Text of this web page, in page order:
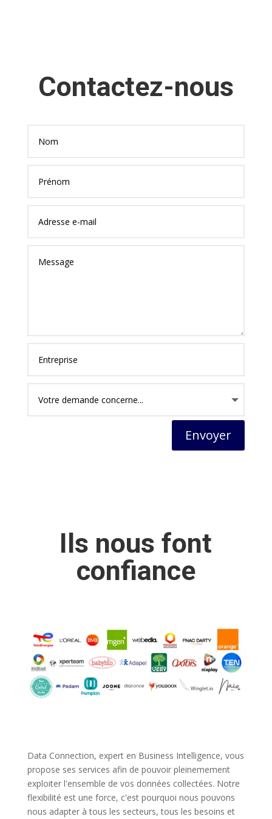
Contactez-nous
Envoyer
Ils nous font
confiance
Data Connection, expert en Business Intelligence, vous
propose ses services afin de pouvoir pleinemement
exploiter l'ensemble de vos données collectées. Notre
flexibilité est une force, c'est pourquoi nous pouvons
nous adapter à tous les secteurs, tous les besoins et